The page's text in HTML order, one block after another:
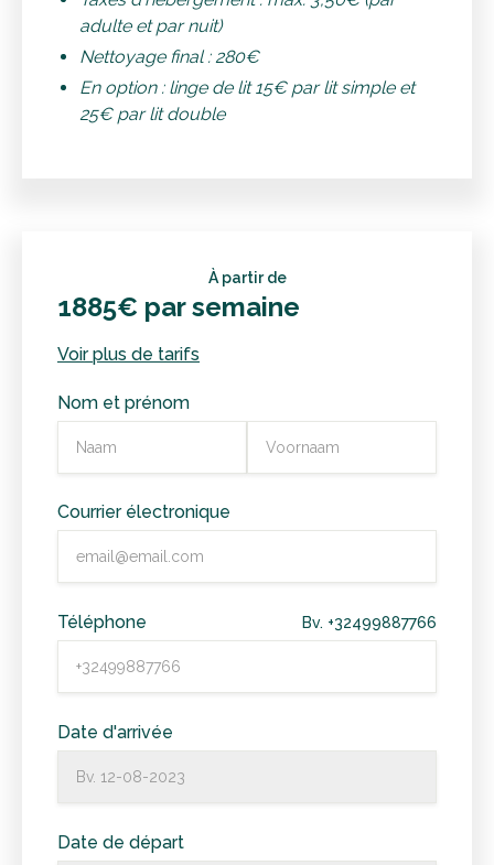
adulte et par nuit)
Nettoyage final : 280€
En option : linge de lit 15€ par lit simple et
25€ par lit double
À partir de
1885€ par semaine
Voir plus de tarifs
Nom et prénom
Courrier électronique
Téléphone Bv. +32499887766
Date d'arrivée
Date de départ